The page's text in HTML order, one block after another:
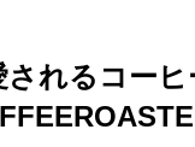
れるコーヒ